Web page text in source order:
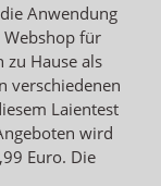
Anwendung
Webshop für
zu Hause als
verschiedenen
Laientest
wird
Euro. Die